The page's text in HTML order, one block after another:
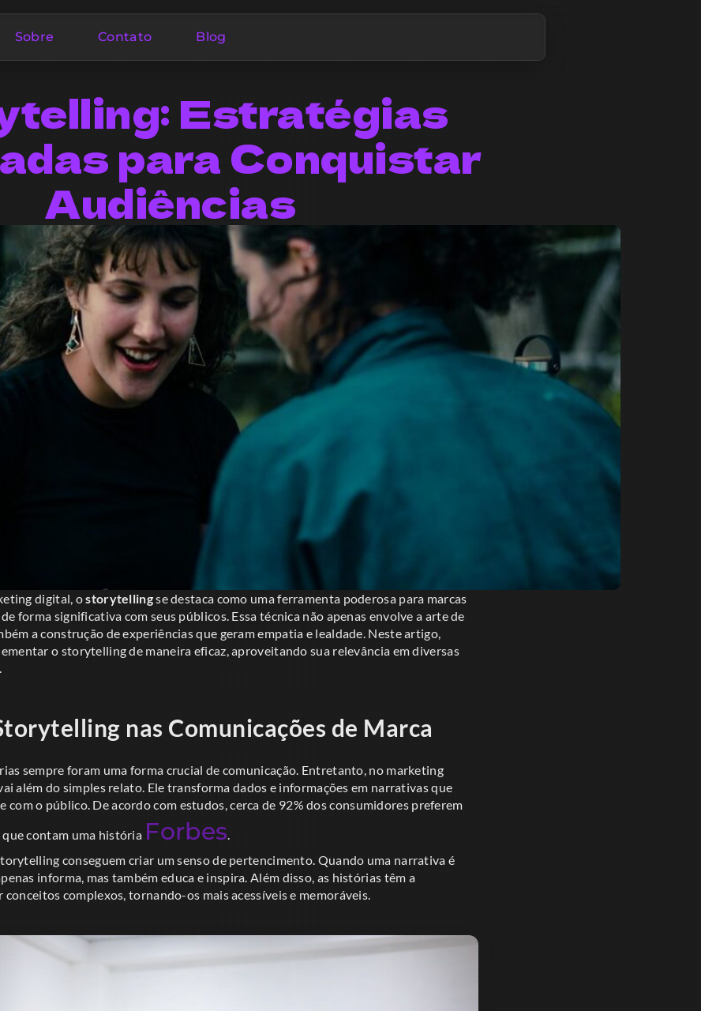
Sobre Contato Blog
Estratégias
para Conquistar
Audiências
digital, ostorytellingse destaca como uma ferramenta poderosa para marcas
forma significativa com seus públicos. Essa técnica não apenas envolve a arte de
a construção de experiências que geram empatia e lealdade. Neste artigo,
o storytelling de maneira eficaz, aproveitando sua relevância em diversas
nas Comunicações de Marca
sempre foram uma forma crucial de comunicação. Entretanto, no marketing
além do simples relato. Ele transforma dados e informações em narrativas que
com o público. De acordo com estudos, cerca de 92% dos consumidores preferem
contam uma história Forbes
conseguem criar um senso de pertencimento. Quando uma narrativa é
informa, mas também educa e inspira. Além disso, as histórias têm a
complexos, tornando-os mais acessíveis e memoráveis.